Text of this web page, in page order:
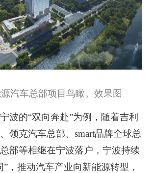
汽车总部项目鸟瞰。效果图
的“双向奔赴”为例，随着吉利
领克汽车总部、smart品牌全球总
部等相继在宁波落户，宁波持续
”，推动汽车产业向新能源转型，